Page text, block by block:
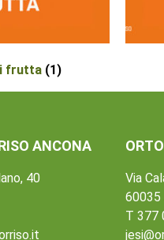
frutta (1)
ANCONA
40
Via
60035
T 377